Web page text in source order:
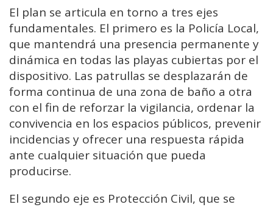
El plan se articula en torno a tres ejes
fundamentales. El primero es la Policía Local,
que mantendrá una presencia permanente y
dinámica en todas las playas cubiertas por el
dispositivo. Las patrullas se desplazarán de
forma continua de una zona de baño a otra
con el fin de reforzar la vigilancia, ordenar la
convivencia en los espacios públicos, prevenir
incidencias y ofrecer una respuesta rápida
ante cualquier situación que pueda
producirse.
El segundo eje es Protección Civil, que se